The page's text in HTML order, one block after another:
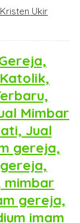
Ukir
Mimbar
Jual
gereja,
mimbar
gereja,
imam